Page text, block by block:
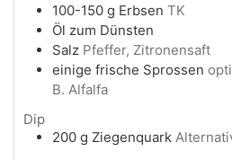
100-150 g Erbsen TK
Öl zum Dünsten
Salz Pfeffer, Zitronensaft
einige frische Sprossen
B. Alfalfa
Dip
200 g Ziegenquark